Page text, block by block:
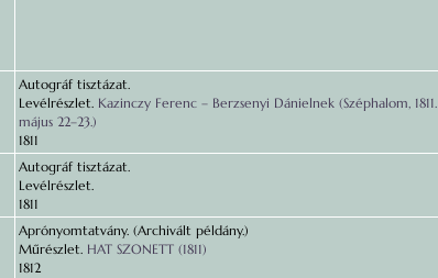
Autográf tisztázat.
Levélrészlet. Kazinczy Ferenc – Berzsenyi Dánielnek (Széphalom, 1811.
május 22–23.)
1811
Autográf tisztázat.
Levélrészlet.
1811
Aprónyomtatvány. (Archivált példány.)
Műrészlet. HAT SZONETT (1811)
1812